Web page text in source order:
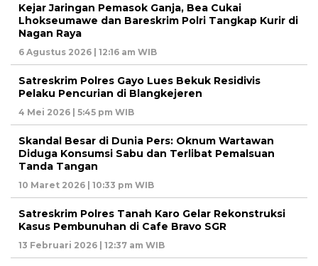
Kejar Jaringan Pemasok Ganja, Bea Cukai
Lhokseumawe dan Bareskrim Polri Tangkap Kurir di
Nagan Raya
6 Agustus 2026 | 12:16 am WIB
Satreskrim Polres Gayo Lues Bekuk Residivis
Pelaku Pencurian di Blangkejeren
4 Mei 2026 | 5:45 pm WIB
Skandal Besar di Dunia Pers: Oknum Wartawan
Diduga Konsumsi Sabu dan Terlibat Pemalsuan
Tanda Tangan
10 Maret 2026 | 10:33 pm WIB
Satreskrim Polres Tanah Karo Gelar Rekonstruksi
Kasus Pembunuhan di Cafe Bravo SGR
13 Februari 2026 | 12:37 am WIB